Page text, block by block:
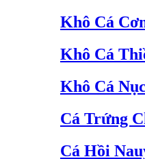
Khô Cá
Khô Cá
Khô Cá Nục
Cá Trứng
Cá Hồi